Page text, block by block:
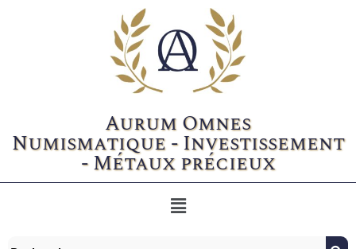
Aurum Omnes
Numismatique - Investissement
- Métaux précieux